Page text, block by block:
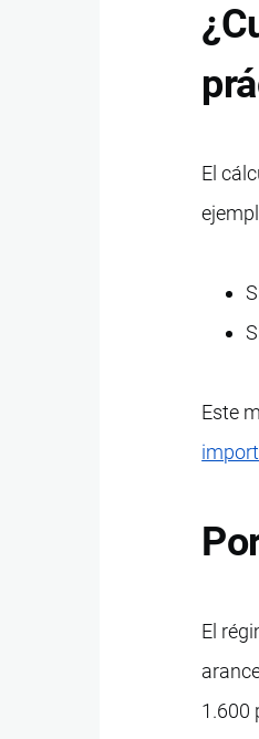
El
Este
El
1.600